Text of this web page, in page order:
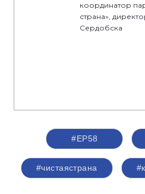
координатор
страна»,
Сердобска
#ЕР58
#чистаястрана